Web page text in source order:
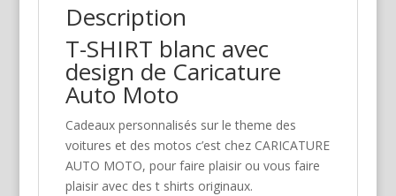
Description
T-SHIRT blanc avec
design de Caricature
Auto Moto
Cadeaux personnalisés sur le theme des
voitures et des motos c’est chez CARICATURE
AUTO MOTO, pour faire plaisir ou vous faire
plaisir avec des t shirts originaux.